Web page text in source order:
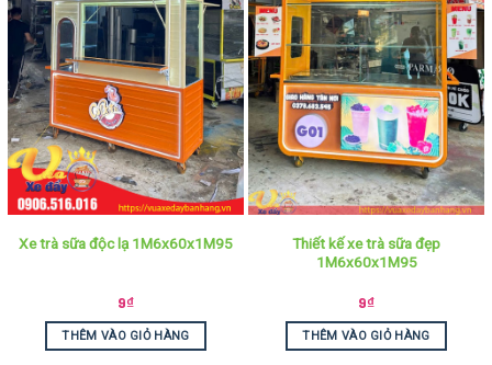
Xe trà sữa độc lạ 1M6x60x1M95
9₫
THÊM VÀO GIỎ HÀNG
Thiết kế xe trà sữa đẹp
1M6x60x1M95
9₫
THÊM VÀO GIỎ HÀNG